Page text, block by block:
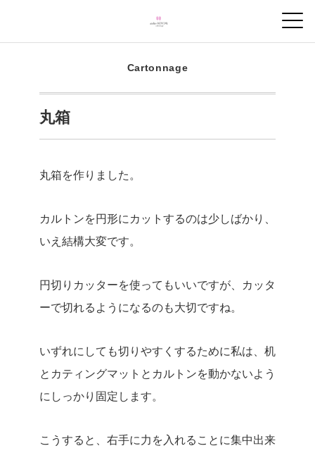
Cartonnage
丸箱
丸箱を作りました。
カルトンを円形にカットするのは少しばかり、
いえ結構大変です。
円切りカッターを使ってもいいですが、カッタ
ーで切れるようになるのも大切ですね。
いずれにしても切りやすくするために私は、机
とカティングマットとカルトンを動かないよう
にしっかり固定します。
こうすると、右手に力を入れることに集中出来